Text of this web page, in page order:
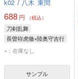
k02 / 八木 東間
688 円 （税込）
刀剣乱舞
長曽祢虎徹×陸奥守吉行
和泉守兼定
×：在庫なし
サンプル